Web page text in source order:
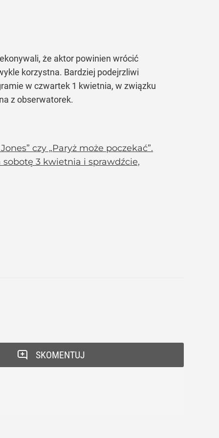
że aktor powinien wrócić
korzystna. Bardziej podejrzliwi
w czwartek 1 kwietnia, w związku
z obserwatorek.
czy „Paryż może poczekać”.
3 kwietnia i sprawdźcie,
SKOMENTUJ